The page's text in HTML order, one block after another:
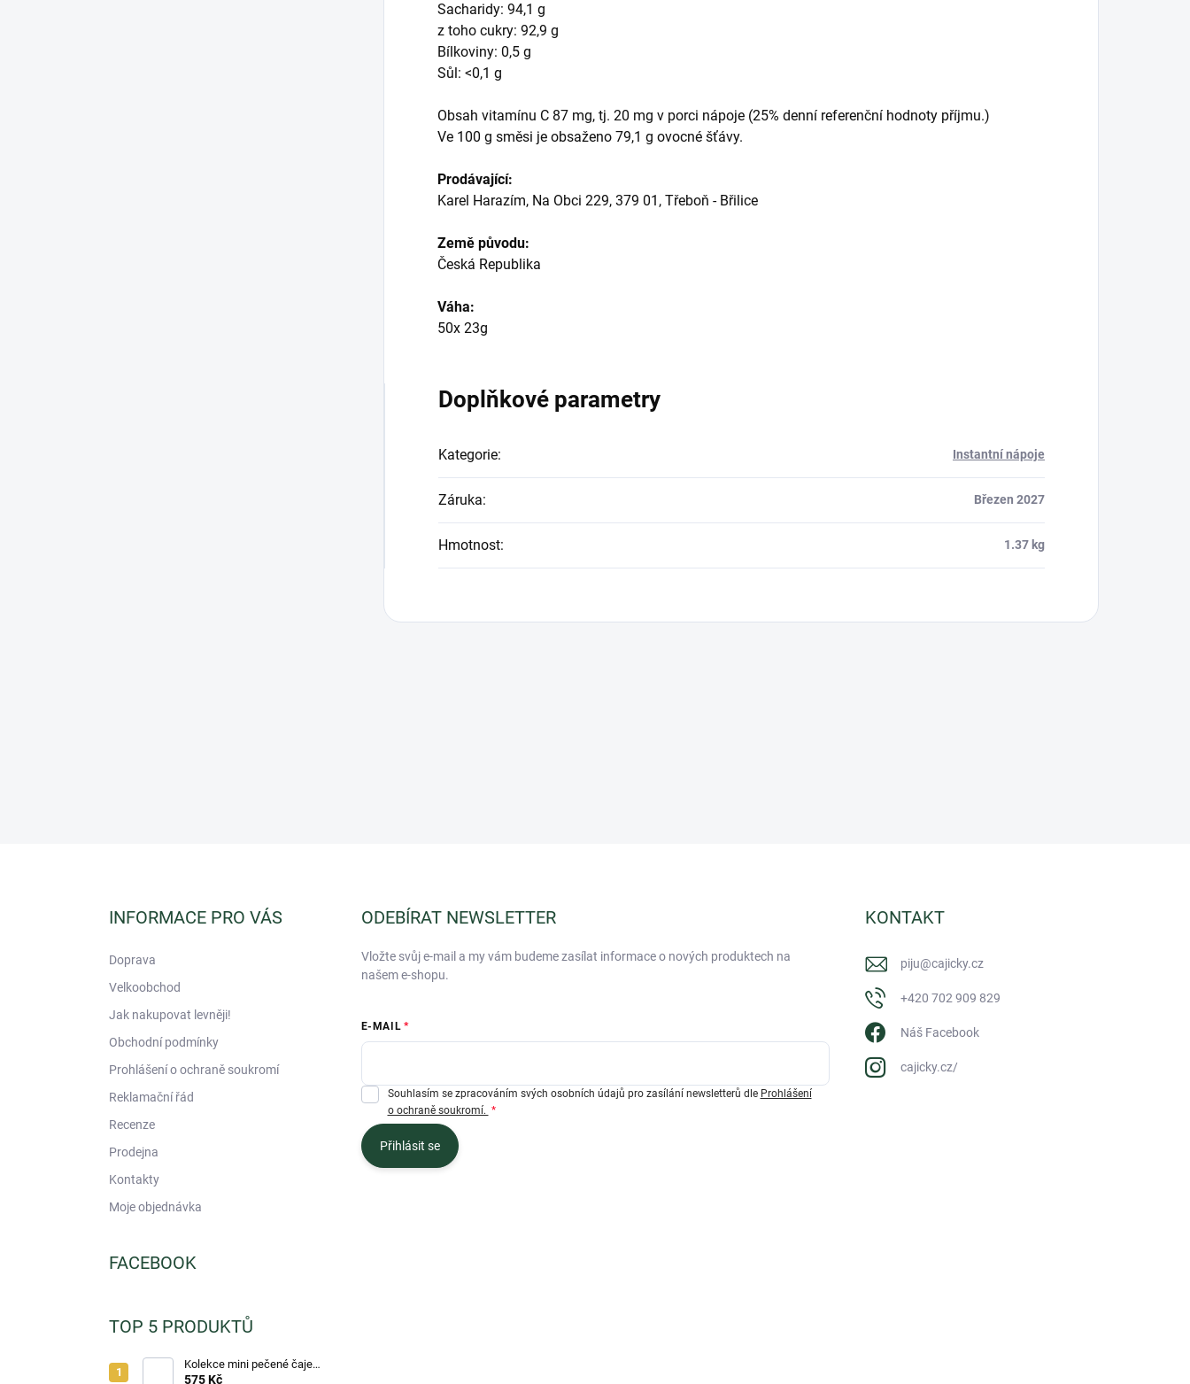
Sacharidy: 94,1 g
z toho cukry: 92,9 g
Bílkoviny: 0,5 g
Sůl: <0,1 g
Obsah vitamínu C 87 mg, tj. 20 mg v porci nápoje (25% denní referenční hodnoty příjmu.)
Ve 100 g směsi je obsaženo 79,1 g ovocné šťávy.
Prodávající:
Karel Harazím, Na Obci 229, 379 01, Třeboň - Břilice
Země původu:
Česká Republika
Váha:
50x 23g
Doplňkové parametry
Kategorie: Instantní nápoje
Záruka: Březen 2027
Hmotnost: 1.37 kg
INFORMACE PRO VÁS
Doprava
Velkoobchod
Jak nakupovat levněji!
Obchodní podmínky
Prohlášení o ochraně soukromí
Reklamační řád
Recenze
Prodejna
Kontakty
Moje objednávka
ODEBÍRAT NEWSLETTER
Vložte svůj e-mail a my vám budeme zasílat informace o nových produktech na
našem e-shopu.
E-MAIL
Souhlasím se zpracováním svých osobních údajů pro zasílání newsletterů dle Prohlášení
o ochraně soukromí.
Přihlásit se
KONTAKT
piju@cajicky.cz
+420 702 909 829
Náš Facebook
cajicky.cz/
FACEBOOK
TOP 5 PRODUKTŮ
Kolekce mini pečené čaje
Notea Zimní 60ml 24ks
575 Kč